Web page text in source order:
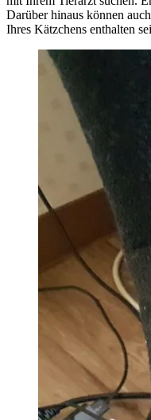
Darüber hinaus können
Ihres Kätzchens enthalten